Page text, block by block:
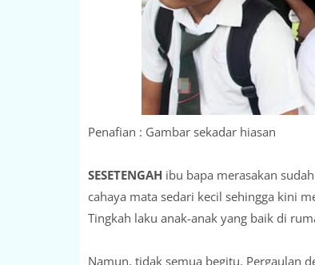
Penafian : Gambar sekadar hiasan
SESETENGAH ibu bapa merasakan
cahaya mata sedari kecil sehingga kini
Tingkah laku anak-anak yang baik di
Namun, tidak semua begitu. Pergaulan